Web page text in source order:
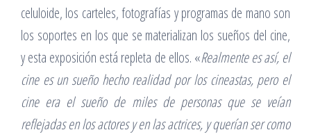
celuloide, los carteles, fotografías y programas de mano son
los soportes en los que se materializan los sueños del cine,
y esta exposición está repleta de ellos. «Realmente es así, el
cine es un sueño hecho realidad por los cineastas, pero el
cine era el sueño de miles de personas que se veían
reflejadas en los actores y en las actrices, y querían ser como